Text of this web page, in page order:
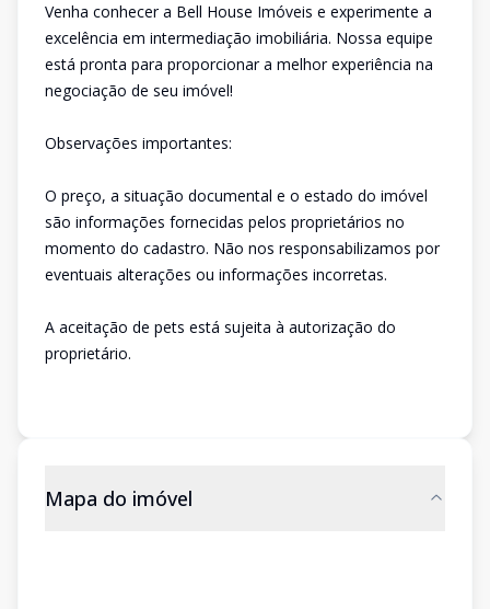
Venha conhecer a Bell House Imóveis e experimente a
excelência em intermediação imobiliária. Nossa equipe
está pronta para proporcionar a melhor experiência na
negociação de seu imóvel!
Observações importantes:
O preço, a situação documental e o estado do imóvel
são informações fornecidas pelos proprietários no
momento do cadastro. Não nos responsabilizamos por
eventuais alterações ou informações incorretas.
A aceitação de pets está sujeita à autorização do
proprietário.
Mapa do imóvel